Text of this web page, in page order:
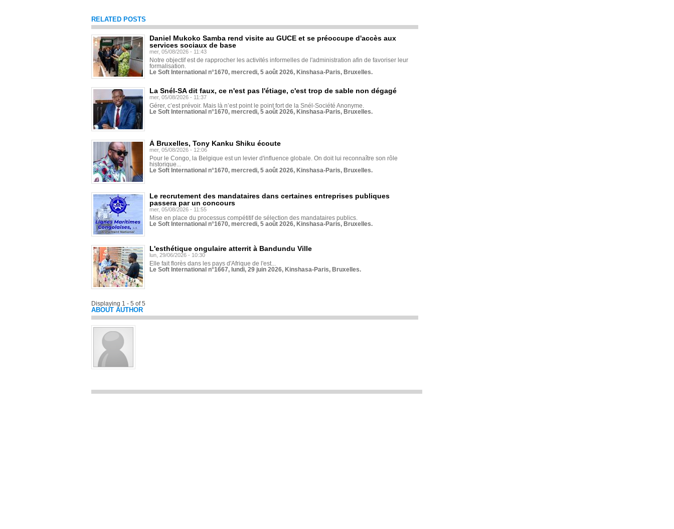
RELATED POSTS
Daniel Mukoko Samba rend visite au GUCE et se préoccupe d'accès aux
services sociaux de base
mer, 05/08/2026 - 11:43
Notre objectif est de rapprocher les activités informelles de l'administration afin de favoriser leur
formalisation.
Le Soft International n°1670, mercredi, 5 août 2026, Kinshasa-Paris, Bruxelles.
La Snél-SA dit faux, ce n'est pas l'étiage, c'est trop de sable non dégagé
mer, 05/08/2026 - 11:37
Gérer, c’est prévoir. Mais là n’est point le point fort de la Snél-Société Anonyme.
Le Soft International n°1670, mercredi, 5 août 2026, Kinshasa-Paris, Bruxelles.
À Bruxelles, Tony Kanku Shiku écoute
mer, 05/08/2026 - 12:06
Pour le Congo, la Belgique est un levier d'influence globale. On doit lui reconnaître son rôle
historique...
Le Soft International n°1670, mercredi, 5 août 2026, Kinshasa-Paris, Bruxelles.
Le recrutement des mandataires dans certaines entreprises publiques
passera par un concours
mer, 05/08/2026 - 11:55
Mise en place du processus compétitif de sélection des mandataires publics.
Le Soft International n°1670, mercredi, 5 août 2026, Kinshasa-Paris, Bruxelles.
L'esthétique ongulaire atterrit à Bandundu Ville
lun, 29/06/2026 - 10:30
Elle fait florès dans les pays d'Afrique de l'est...
Le Soft International n°1667, lundi, 29 juin 2026, Kinshasa-Paris, Bruxelles.
Displaying 1 - 5 of 5
ABOUT AUTHOR